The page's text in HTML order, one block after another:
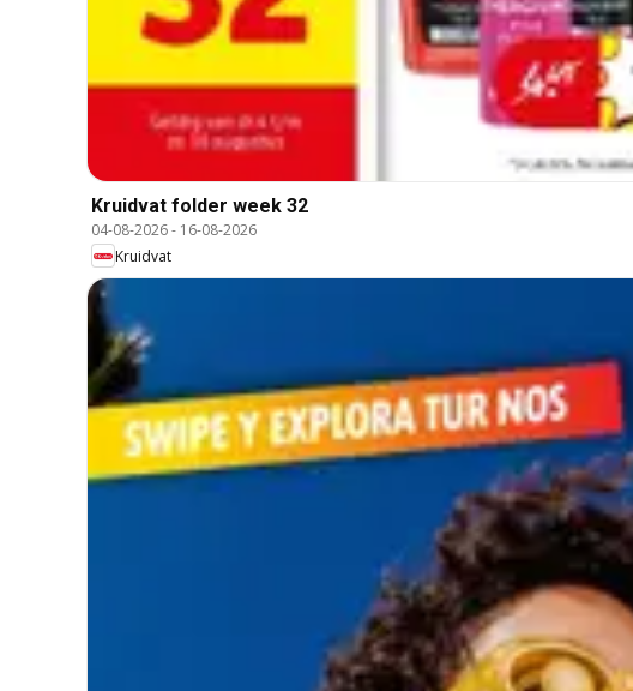
Kruidvat folder week 32
04-08-2026- 16-08-2026
Kruidvat